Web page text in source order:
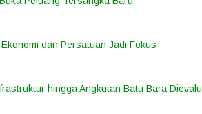
dan Persatuan Jadi Fokus
hingga Angkutan Batu Bara